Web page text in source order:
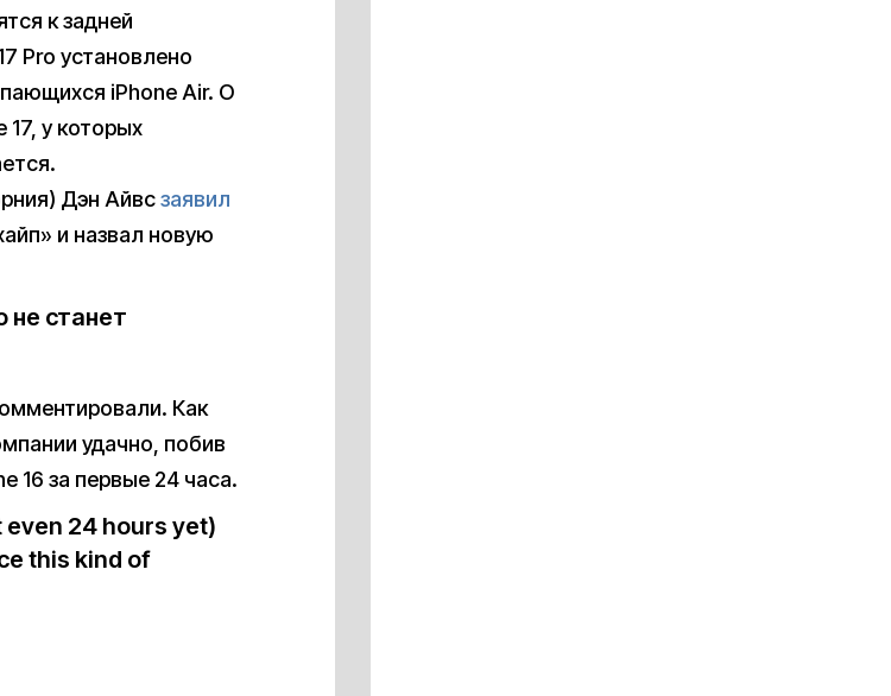
к задней
Pro установлено
iPhone Air. О
у которых
Дэн Айвсзаявил
и назвал новую
не станет
Как
удачно, побив
16 за первые 24 часа.
even 24 hours yet)
this kind of